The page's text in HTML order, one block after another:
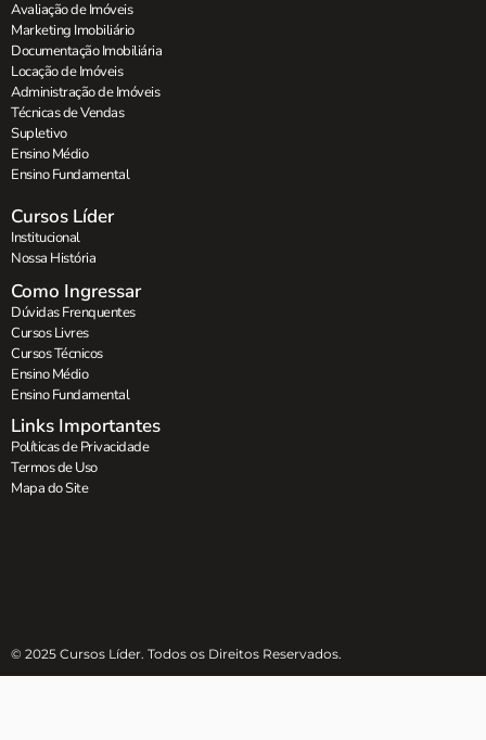
Avaliação de Imóveis
Marketing Imobiliário
Documentação Imobiliária
Locação de Imóveis
Administração de Imóveis
Técnicas de Vendas
Supletivo
Ensino Médio
Ensino Fundamental
Cursos Líder
Institucional
Nossa História
Como Ingressar
Dúvidas Frenquentes
Cursos Livres
Cursos Técnicos
Ensino Médio
Ensino Fundamental
Links Importantes
Políticas de Privacidade
Termos de Uso
Mapa do Site
© 2025 Cursos Líder. Todos os Direitos Reservados.